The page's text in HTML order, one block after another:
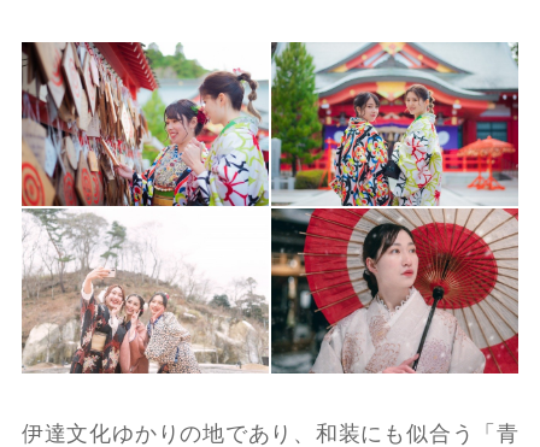
伊達文化ゆかりの地であり、和装にも似合う「青